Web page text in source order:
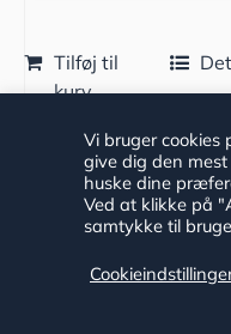
Tilføj til
kurv
“Krigen
Vi bruger cookies
give dig den
huske dine
Ved at klikke på
samtykke til